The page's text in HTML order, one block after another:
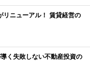
リニューアル！ 賃貸経営の
く失敗しない不動産投資の